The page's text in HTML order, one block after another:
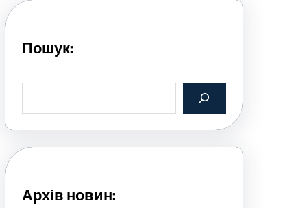
Пошук:
a
c
Архів новин: